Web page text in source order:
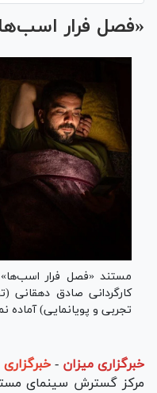
«فصل فرار
مستند «فصل فرار
کارگردانی صادق دهقانی
تجربی و پویانمایی) آماده
خبرگزاری میزان -
مرکز گسترش سینمای